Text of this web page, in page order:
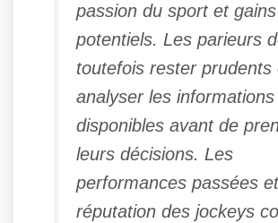
passion du sport et gains
potentiels. Les parieurs
toutefois rester prudents
analyser les informations
disponibles avant de
leurs décisions. Les
performances passées
réputation des jockeys